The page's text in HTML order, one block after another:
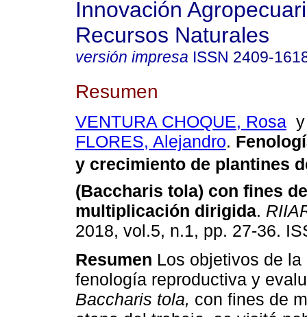
Innovación
Recursos Naturales
versión impresa ISSN 2409-
Resumen
VENTURA CHOQUE, Rosa
FLORES, Alejandro.
y crecimiento de plantines de
(Baccharis tola) con fines de
multiplicación dirigida.
2018, vol.5, n.1, pp. 27-36.
Resumen Los objetivos de
fenología reproductiva y
Baccharis tola, con fines de